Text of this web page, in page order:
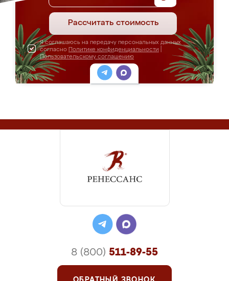
Рассчитать стоимость
Я соглашаюсь на передачу персональных данных
согласно Политике конфиденциальности
Пользовательскому соглашению
8 (800) 511-89-55